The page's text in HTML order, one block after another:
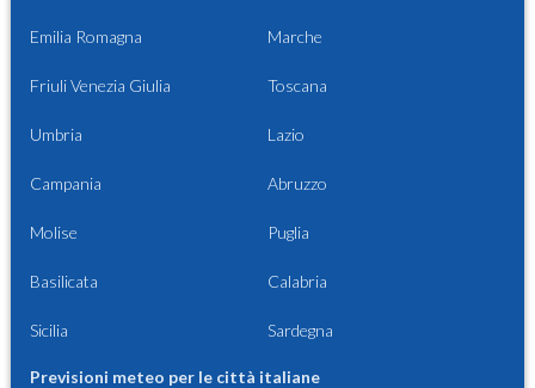
Emilia Romagna Marche
Friuli Venezia Giulia Toscana
Umbria Lazio
Campania Abruzzo
Molise Puglia
Basilicata Calabria
Sicilia Sardegna
Previsioni meteo per le città italiane